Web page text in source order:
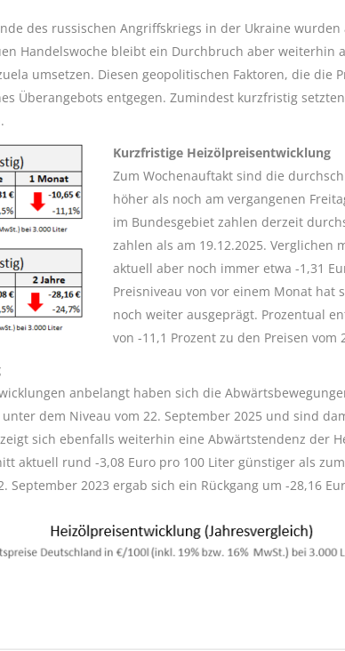
des russischen Angriffskriegs in der Ukraine wurden
Handelswoche bleibt ein Durchbruch aber weiterhin
umsetzen. Diesen geopolitischen Faktoren, die die
Überangebots entgegen. Zumindest kurzfristig
Kurzfristige Heizölpreisentwicklung
Zum Wochenauftakt sind die
höher als noch am vergangenen
im Bundesgebiet zahlen derzeit
zahlen als am 19.12.2025. Verglichen
aktuell aber noch immer etwa -1,31
Preisniveau von vor einem Monat hat
noch weiter ausgeprägt. Prozentual
von -11,1 Prozent zu den Preisen vom
anbelangt haben sich die
dem Niveau vom 22. September 2025 und sind
sich ebenfalls weiterhin eine Abwärtstendenz der
aktuell rund -3,08 Euro pro 100 Liter günstiger als
September 2023 ergab sich ein Rückgang um -28,16